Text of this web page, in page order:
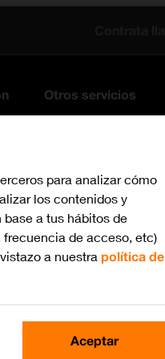
Otros servicios
para analizar cómo
los contenidos y
a tus hábitos de
de acceso, etc)
a nuestra política de
Aceptar